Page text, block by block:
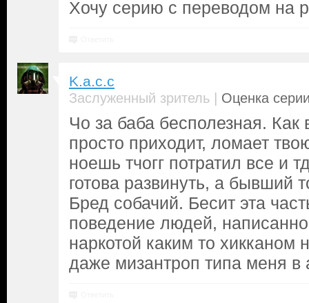
Хочу серию с переводом на
K.a.c.c
Заслуженный зритель | Оценка
Чо за баба бесполезная.
просто приходит, ломает
ноешь тчогг потратил все и
готова развинуть, а бывший
Бред собачий. Бесит эта
поведение людей,
наркотой каким то
даже мизантроп типа меня в